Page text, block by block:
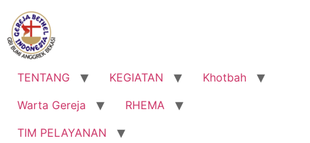
Lewati
konten
TENTANG KEGIATAN
Khotbah
Warta Gereja
RHEMA
TIM PELAYANAN